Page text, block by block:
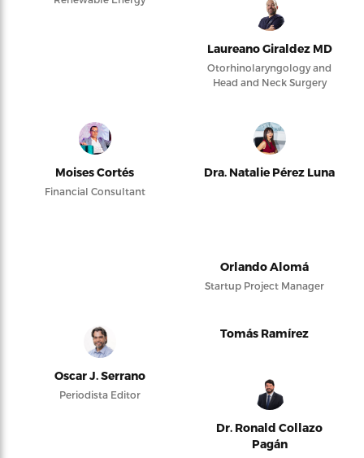
Laureano Giraldez MD
Otorhinolaryngology and
Head and Neck Surgery
Moises Cortés
Financial Consultant
Dra. Natalie Pérez Luna
Orlando Alomá
Startup Project Manager
Oscar J. Serrano
Periodista Editor
Tomás Ramírez
Dr. Ronald Collazo
Pagán